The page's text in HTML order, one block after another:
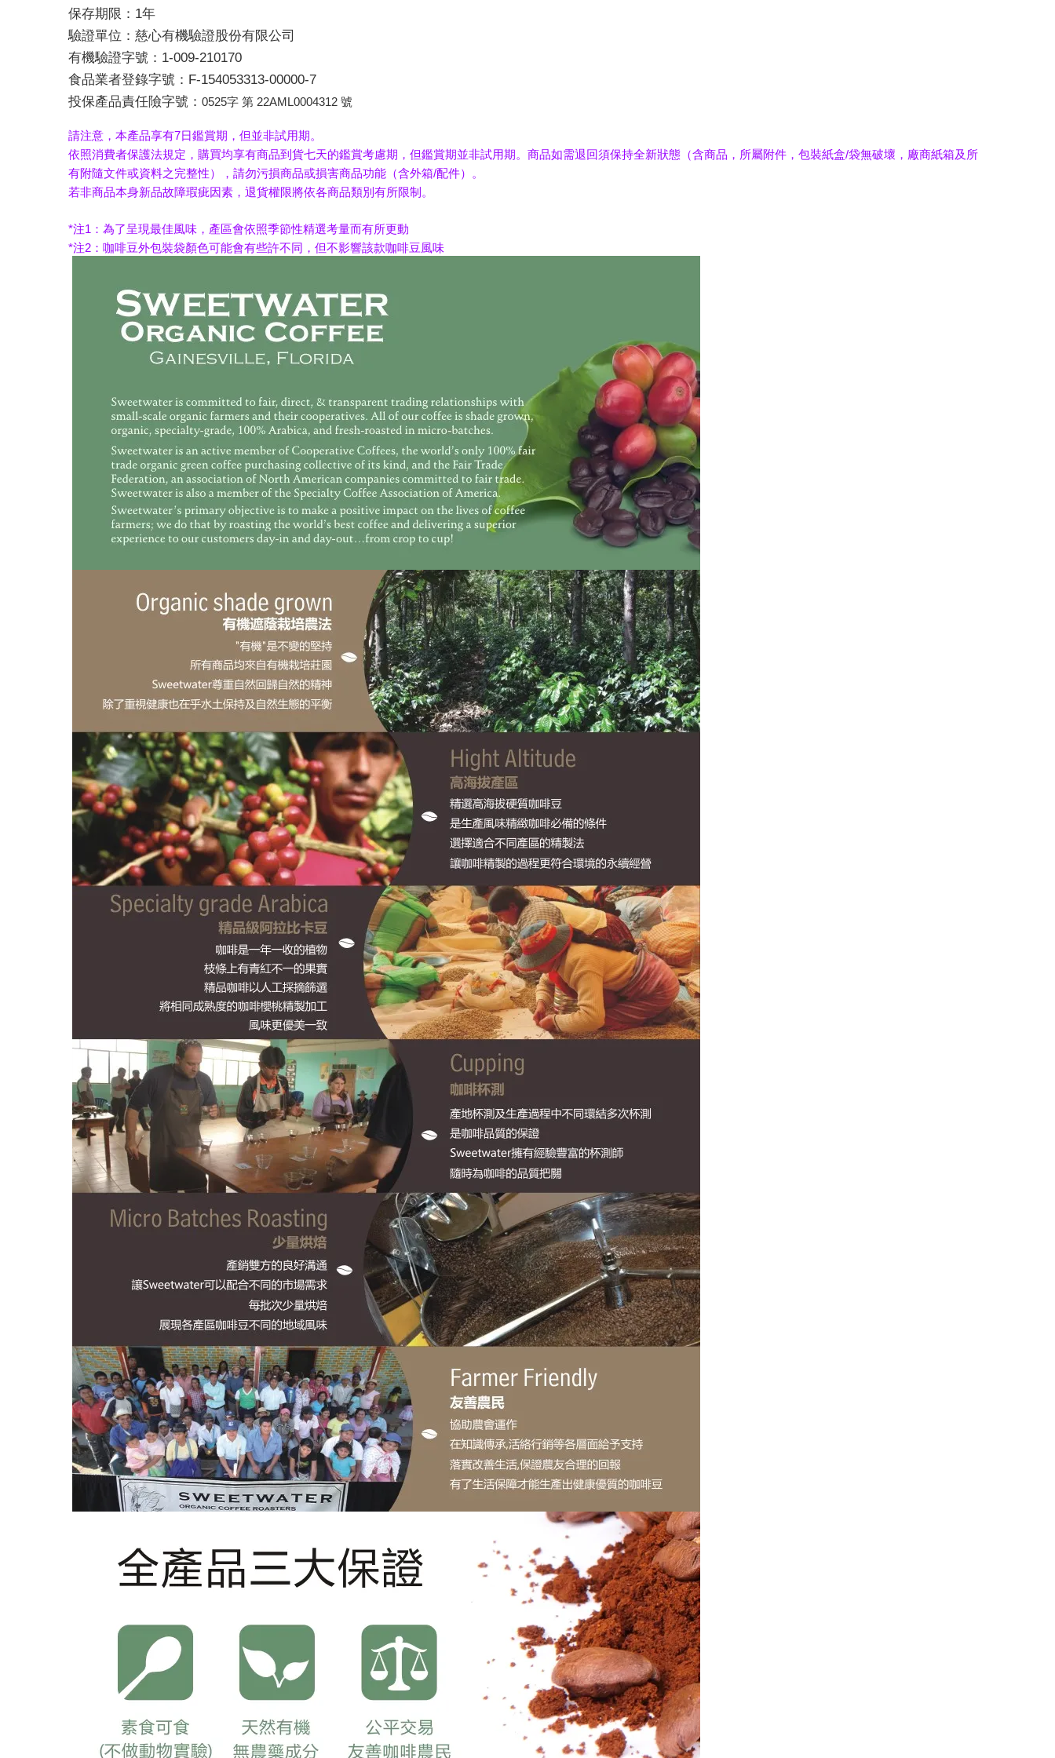
保存期限：1年
驗證單位：慈心有機驗證股份有限公司
有機驗證字號：1-009-210170
食品業者登錄字號：F-154053313-00000-7
投保產品責任險字號： 0525字 第 22AML0004312 號
請注意，本產品享有7日鑑賞期，但並非試用期。
依照消費者保護法規定，購買均享有商品到貨七天的鑑賞考慮期，但鑑賞期並非試用期。商品如需退回須保持全新狀態（含商品，所屬附件，包裝紙盒/袋無破壞，廠商紙箱及所
有附隨文件或資料之完整性），請勿污損商品或損害商品功能（含外箱/配件）。
若非商品本身新品故障瑕疵因素，退貨權限將依各商品類別有所限制。
*注1：為了呈現最佳風味，產區會依照季節性精選考量而有所更動
*注2：咖啡豆外包裝袋顏色可能會有些許不同，但不影響該款咖啡豆風味